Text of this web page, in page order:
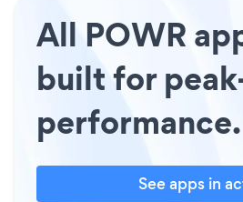
All POWR
built for
performance.
See apps in